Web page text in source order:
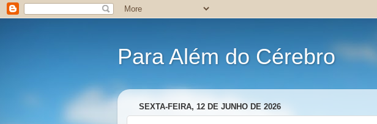
Para Além do Cérebro
SEXTA-FEIRA, 12 DE JUNHO DE 2026